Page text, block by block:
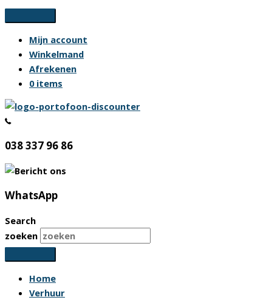
Ga
naar
inhoud
Mijn account
Winkelmand
Afrekenen
0 items
038 337 96 86
WhatsApp
Search
zoeken
Home
Verhuur